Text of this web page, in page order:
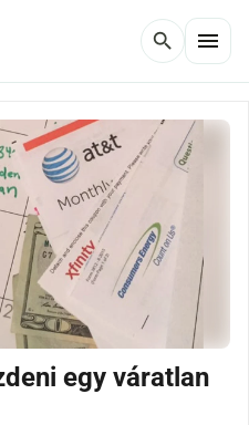
search menu
egy váratlan